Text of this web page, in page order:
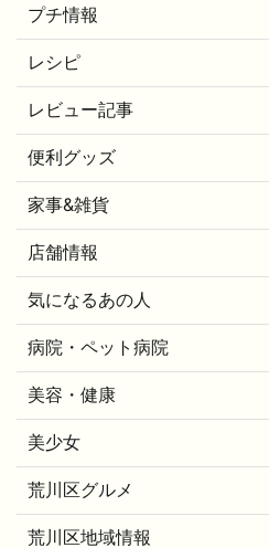
プチ情報
レシピ
レビュー記事
便利グッズ
家事&雑貨
店舗情報
気になるあの人
病院・ペット病院
美容・健康
美少女
荒川区グルメ
荒川区地域情報